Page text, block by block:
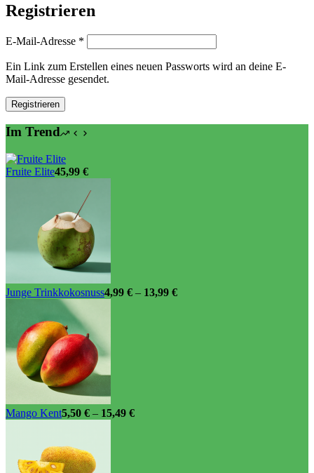
Registrieren
E-Mail-Adresse *
Ein Link zum Erstellen eines neuen Passworts wird an deine E-
Mail-Adresse gesendet.
Registrieren
Im Trend
Fruite Elite45,99 €
Junge Trinkkokosnuss4,99 € – 13,99 €
Mango Kent5,50 € – 15,49 €